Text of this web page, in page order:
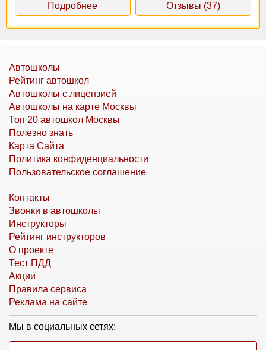
Подробнее Отзывы (37)
Автошколы
Рейтинг автошкол
Автошколы с лицензией
Автошколы на карте Москвы
Топ 20 автошкол Москвы
Полезно знать
Карта Сайта
Политика конфиденциальности
Пользовательское соглашение
Контакты
Звонки в автошколы
Инструкторы
Рейтинг инструкторов
О проекте
Тест ПДД
Акции
Правила сервиса
Реклама на сайте
Мы в социальных сетях: